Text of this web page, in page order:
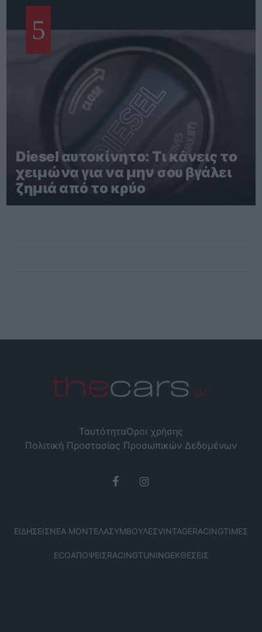
5
Diesel αυτοκίνητο: Τι κάνεις το
χειμώνα για να μην σου βγάλει
ζημιά από το κρύο
ΤαυτότηταΌροι χρήσης
Πολιτική Προστασίας Προσωπικών Δεδομένων
ΕΙΔΉΣΕΙΣΝΈΑ ΜΟΝΤΈΛΑΣΥΜΒΟΥΛΈΣVINTAGERACINGΤΙΜΈΣ
ECOΑΠΌΨΕΙΣRACINGTUNINGΕΚΘΈΣΕΙΣ